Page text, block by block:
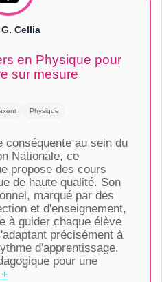
G. Cellia
en Physique pour
sur mesure
Physique
conséquente au sein du
Nationale, ce
propose des cours
de haute qualité. Son
marqué par des
et d'enseignement,
à guider chaque élève
précisément à
d'apprentissage.
pour une